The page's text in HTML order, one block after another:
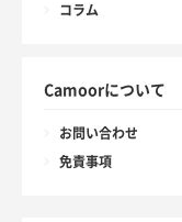
コラム
Camoorについて
お問い合わせ
免責事項